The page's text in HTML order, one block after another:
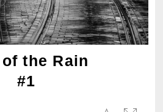
the Rain
#1